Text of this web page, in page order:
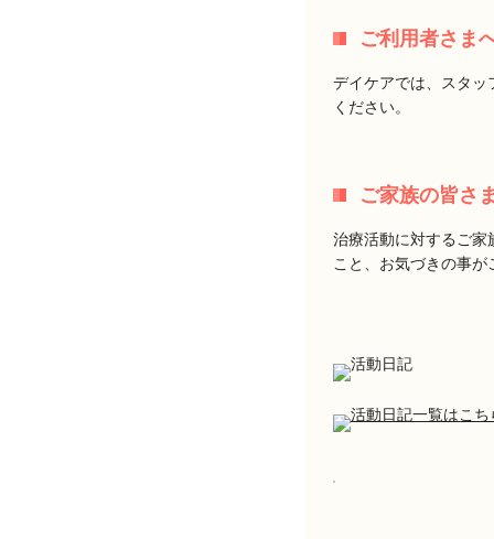
ご利用者さま
デイケアでは、スタッ
ください。
ご家族の皆さ
治療活動に対するご家
こと、お気づきの事